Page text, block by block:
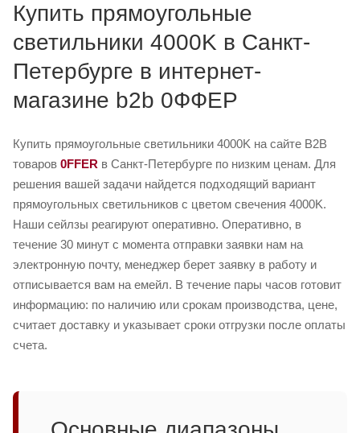
Купить прямоугольные
светильники 4000K в Санкт-
Петербурге в интернет-
магазине b2b 0ФФЕР
Купить прямоугольные светильники 4000K на сайте B2B
товаров 0FFER в Санкт-Петербурге по низким ценам. Для
решения вашей задачи найдется подходящий вариант
прямоугольных светильников с цветом свечения 4000K.
Наши сейлзы реагируют оперативно. Оперативно, в
течение 30 минут с момента отправки заявки нам на
электронную почту, менеджер берет заявку в работу и
отписывается вам на емейл. В течение пары часов готовит
информацию: по наличию или срокам производства, цене,
считает доставку и указывает сроки отгрузки после оплаты
счета.